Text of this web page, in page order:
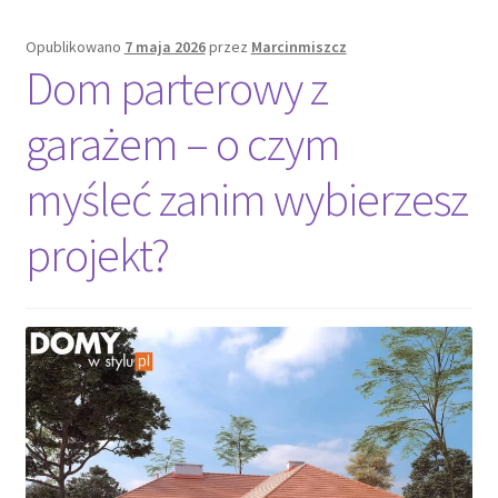
montaż
zjeżdżalni
Opublikowano 7 maja 2026przez Marcinmiszcz
Dom parterowy z
garażem – o czym
myśleć zanim wybierzesz
projekt?